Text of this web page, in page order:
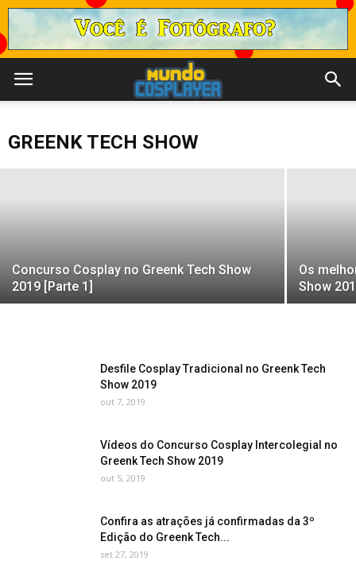
GREENK TECH SHOW
Concurso Cosplay no Greenk Tech Show
Rogerio Princiotti - out 7, 2019
Concurso Cosplay no Greenk Tech Show
2019 [Parte 1]
Os
Show
Desfile Cosplay Tradicional no Greenk Tech
Show 2019
out 7, 2019
Vídeos do Concurso Cosplay Intercolegial no
Greenk Tech Show 2019
out 5, 2019
Confira as atrações já confirmadas da 3º
Edição do Greenk Tech...
set 27, 2019